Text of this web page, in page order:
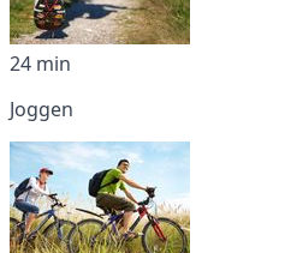
24 min
Joggen